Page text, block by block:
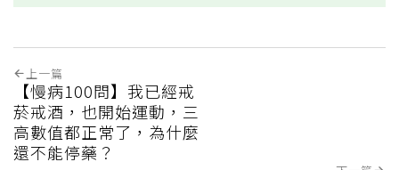
上一篇
【慢病100問】我已經戒
菸戒酒，也開始運動，三
高數值都正常了，為什麼
還不能停藥？